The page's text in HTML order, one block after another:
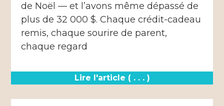
de Noël — et l’avons même dépassé de
plus de 32 000 $. Chaque crédit-cadeau
remis, chaque sourire de parent,
chaque regard
Lire l'article ( . . . )